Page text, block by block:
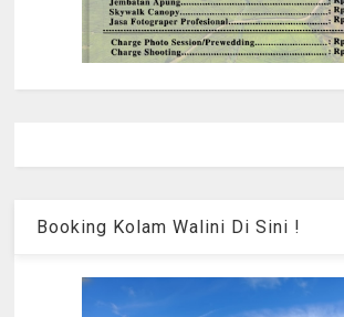
Booking Kolam Walini Di Sini !